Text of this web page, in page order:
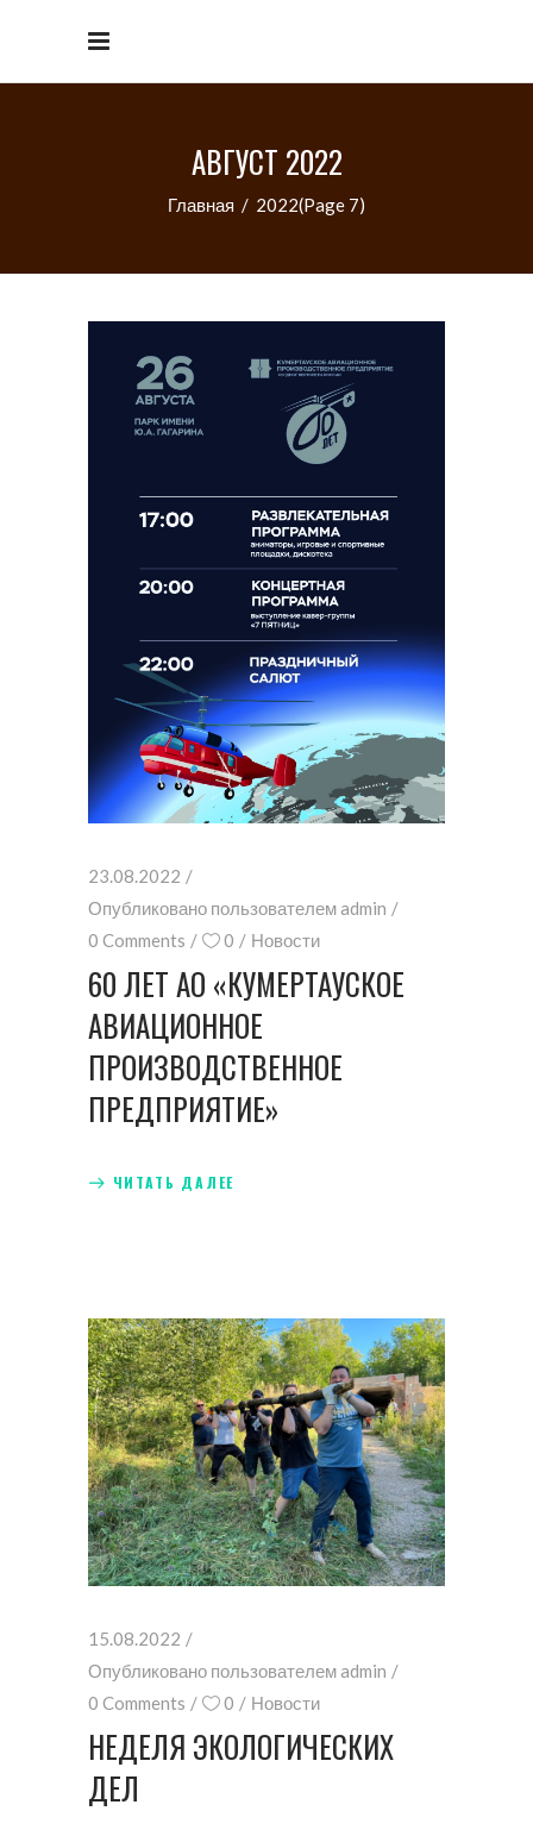
АВГУСТ 2022
Главная / 2022(Page 7)
23.08.2022
Опубликовано пользователемadmin
0 Comments
0 Новости
60 ЛЕТ АО «КУМЕРТАУСКОЕ
АВИАЦИОННОЕ
ПРОИЗВОДСТВЕННОЕ
ПРЕДПРИЯТИЕ»
ЧИТАТЬ ДАЛЕЕ
15.08.2022
Опубликовано пользователемadmin
0 Comments
0 Новости
НЕДЕЛЯ ЭКОЛОГИЧЕСКИХ
ДЕЛ